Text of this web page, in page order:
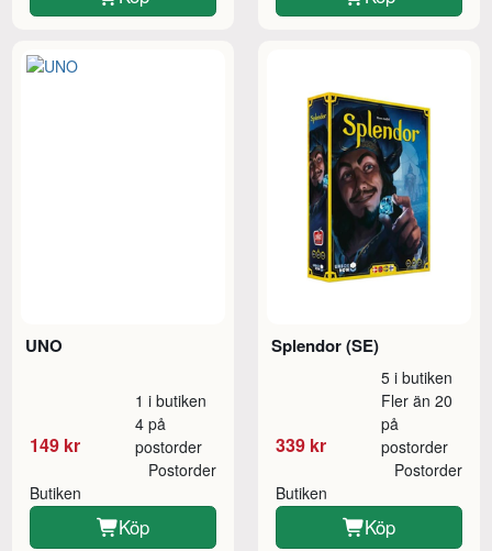
UNO
149 kr
1 i butiken
4 på
postorder
Butiken
Postorder
Köp
Splendor (SE)
339 kr
5 i butiken
Fler än 20
på
postorder
Butiken
Postorder
Köp